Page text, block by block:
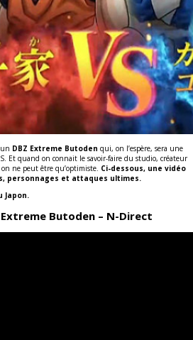
DBZ Extreme Butoden qui, on l’espère, sera une
Et quand on connait le savoir-faire du studio, créateur
ne peut être qu’optimiste. Ci-dessous, une vidéo
personnages et attaques ultimes.
Japon.
Extreme Butoden – N-Direct